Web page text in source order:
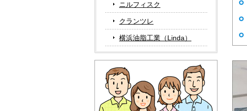
ニルフィスク
クランツレ
横浜油脂工業（Linda）